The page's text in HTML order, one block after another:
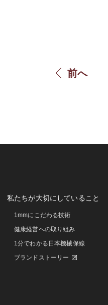
前へ
私たちが大切にしていること
1mmにこだわる技術
健康経営への取り組み
1分でわかる日本機械保線
ブランドストーリー